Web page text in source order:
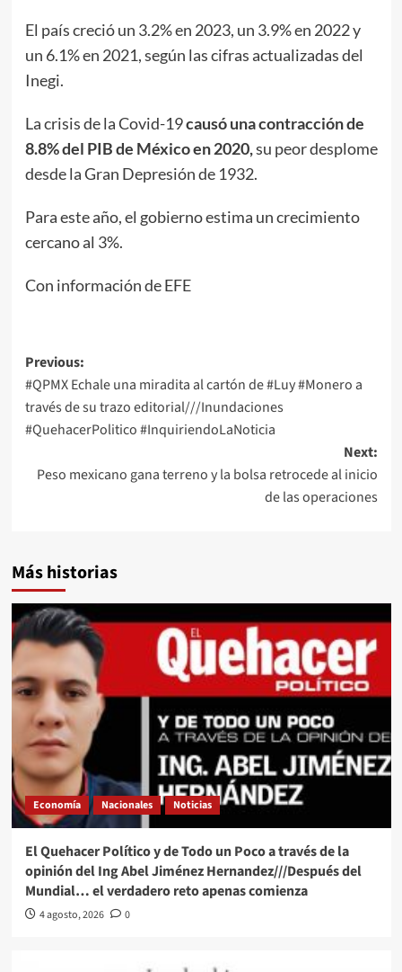
El país creció un 3.2% en 2023, un 3.9% en 2022 y
un 6.1% en 2021, según las cifras actualizadas del
Inegi.
La crisis de la Covid-19causó una contracción de
8.8% del PIB de México en 2020,su peor desplome
desde la Gran Depresión de 1932.
Para este año, el gobierno estima un crecimiento
cercano al 3%.
Con información de EFE
Post
navigation
Previous:
#QPMX Echale una miradita al cartón de #Luy #Monero a
través de su trazo editorial///Inundaciones
#QuehacerPolitico #InquiriendoLaNoticia
Next:
Peso mexicano gana terreno y la bolsa retrocede al inicio
de las operaciones
Más historias
Economía Nacionales Noticias
El Quehacer Político y de Todo un Poco a través de la
opinión del Ing Abel Jiménez Hernandez///Después del
Mundial… el verdadero reto apenas comienza
4 agosto, 2026 0